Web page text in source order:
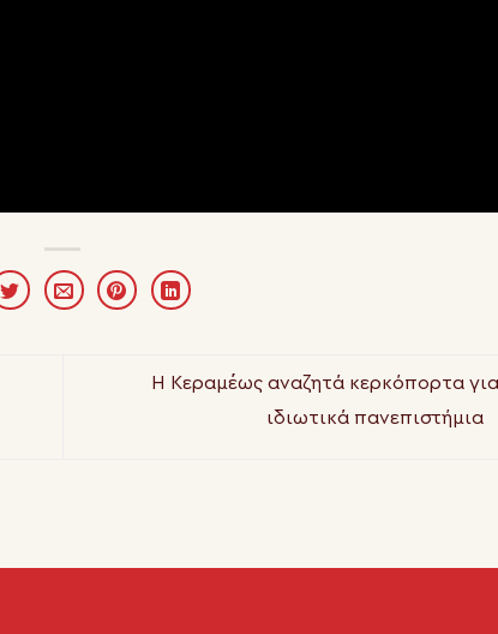
Η Κεραμέως αναζητά κερκόπορτα
ιδιωτικά πανεπιστήμια